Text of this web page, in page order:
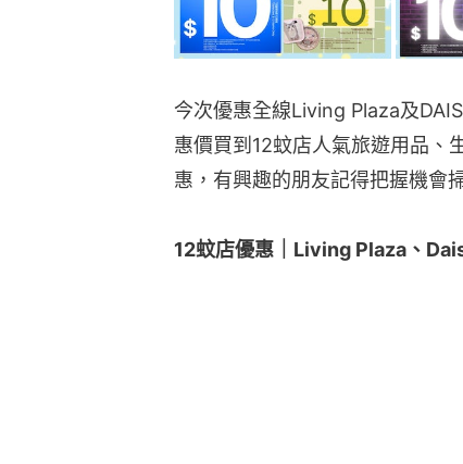
今次優惠全線Living Plaza及
惠價買到12蚊店人氣旅遊用品、
惠，有興趣的朋友記得把握機會
12蚊店優惠｜Living Plaza、